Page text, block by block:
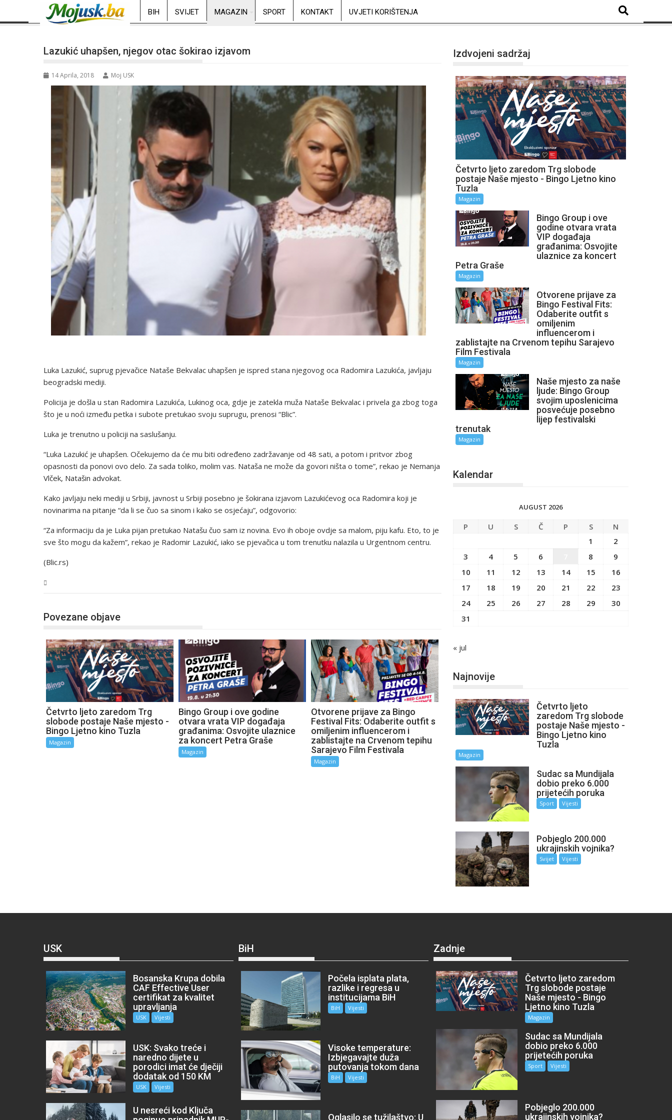
BIH SVIJET MAGAZIN SPORT KONTAKT UVJETI KORIŠTENJA
Lazukić uhapšen, njegov otac šokirao izjavom
14 Aprila, 2018 Moj USK
Luka Lazukić, suprug pjevačice Nataše Bekvalac uhapšen je ispred stana njegovog oca Radomira Lazukića, javljaju
beogradski mediji.
Policija je došla u stan Radomira Lazukića, Lukinog oca, gdje je zatekla muža Nataše Bekvalac i privela ga zbog toga
što je u noći između petka i subote pretukao svoju suprugu, prenosi “Blic”.
Luka je trenutno u policiji na saslušanju.
“Luka Lazukić je uhapšen. Očekujemo da će mu biti određeno zadržavanje od 48 sati, a potom i pritvor zbog
opasnosti da ponovi ovo delo. Za sada toliko, molim vas. Nataša ne može da govori ništa o tome”, rekao je Nemanja
Vlček, Natašin advokat.
Kako javljaju neki mediji u Srbiji, javnost u Srbiji posebno je šokirana izjavom Lazukićevog oca Radomira koji je
novinarima na pitanje “da li se čuo sa sinom i kako se osjećaju”, odgovorio:
“Za informaciju da je Luka pijan pretukao Natašu čuo sam iz novina. Evo ih oboje ovdje sa malom, piju kafu. Eto, to je
sve što mogu da kažem”, rekao je Radomir Lazukić, iako se pjevačica u tom trenutku nalazila u Urgentnom centru.
(Blic.rs)
Povezane objave
Četvrto ljeto zaredom Trg
slobode postaje Naše mjesto -
Bingo Ljetno kino Tuzla
Magazin
Bingo Group i ove godine
otvara vrata VIP događaja
građanima: Osvojite ulaznice
za koncert Petra Graše
Magazin
Otvorene prijave za Bingo
Festival Fits: Odaberite outfit s
omiljenim influencerom i
zablistajte na Crvenom tepihu
Sarajevo Film Festivala
Magazin
Izdvojeni sadržaj
Četvrto ljeto zaredom Trg slobode
postaje Naše mjesto - Bingo Ljetno kino
Tuzla
Magazin
Bingo Group i ove
godine otvara vrata
VIP događaja
građanima: Osvojite
ulaznice za koncert
Petra Graše
Magazin
Otvorene prijave za
Bingo Festival Fits:
Odaberite outfit s
omiljenim
influencerom i
zablistajte na Crvenom tepihu Sarajevo
Film Festivala
Magazin
Naše mjesto za naše
ljude: Bingo Group
svojim uposlenicima
posvećuje posebno
lijep festivalski
trenutak
Magazin
Kalendar
AUGUST 2026
P U S Č P S
N
1
2
3
4 5 6 8
9
10
11 12 13 14 15
16
17
18 19 20 21 22
23
24
25 26 27 28 29
30
31
« jul
Najnovije
Četvrto ljeto
zaredom Trg slobode
postaje Naše mjesto -
Bingo Ljetno kino
Tuzla
Magazin
Sudac sa Mundijala
dobio preko 6.000
prijetećih poruka
Sport Vijesti
Pobjeglo 200.000
ukrajinskih vojnika?
Svijet Vijesti
USK
Bosanska Krupa dobila
CAF Effective User
certifikat za kvalitet
upravljanja
USK Vijesti
USK: Svako treće i
naredno dijete u
porodici imat će dječiji
dodatak od 150 KM
USK Vijesti
U nesreći kod Ključa
BiH
Počela isplata plata,
razlike i regresa u
institucijama BiH
BiH Vijesti
Visoke temperature:
Izbjegavajte duža
putovanja tokom dana
BiH Vijesti
Oglasilo se tužilaštvo: U
Zadnje
Četvrto ljeto zaredom
Trg slobode postaje
Naše mjesto - Bingo
Ljetno kino Tuzla
Magazin
Sudac sa Mundijala
dobio preko 6.000
prijetećih poruka
Sport Vijesti
Pobjeglo 200.000
ukrajinskih vojnika?